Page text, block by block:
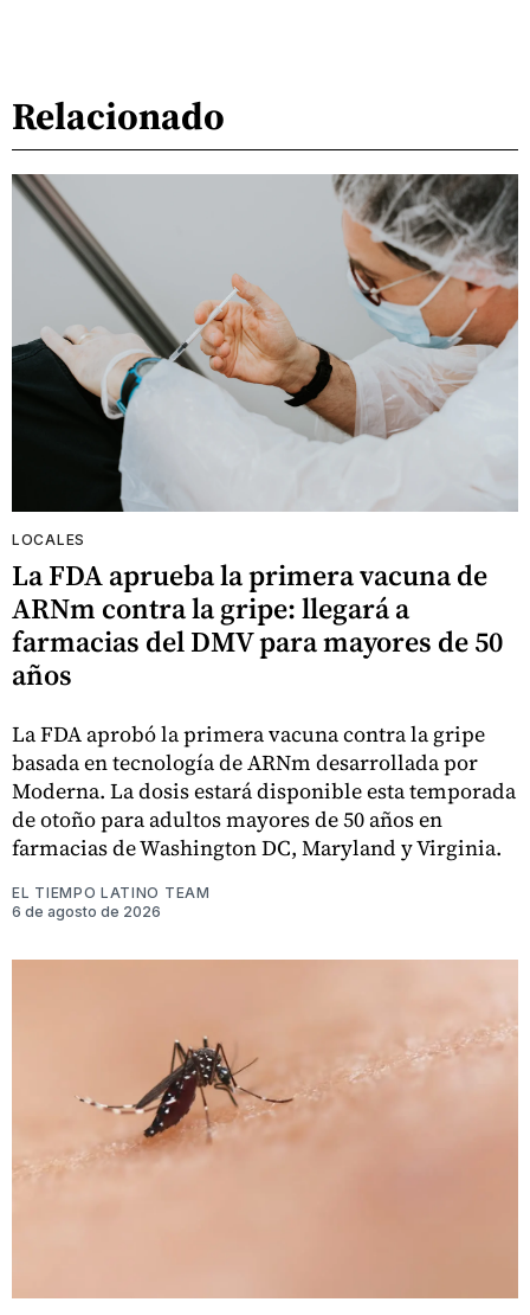
Relacionado
LOCALES
La FDA aprueba la primera vacuna de
ARNm contra la gripe: llegará a
farmacias del DMV para mayores de 50
años
La FDA aprobó la primera vacuna contra la gripe
basada en tecnología de ARNm desarrollada por
Moderna. La dosis estará disponible esta temporada
de otoño para adultos mayores de 50 años en
farmacias de Washington DC, Maryland y Virginia.
EL TIEMPO LATINO TEAM
6 de agosto de 2026